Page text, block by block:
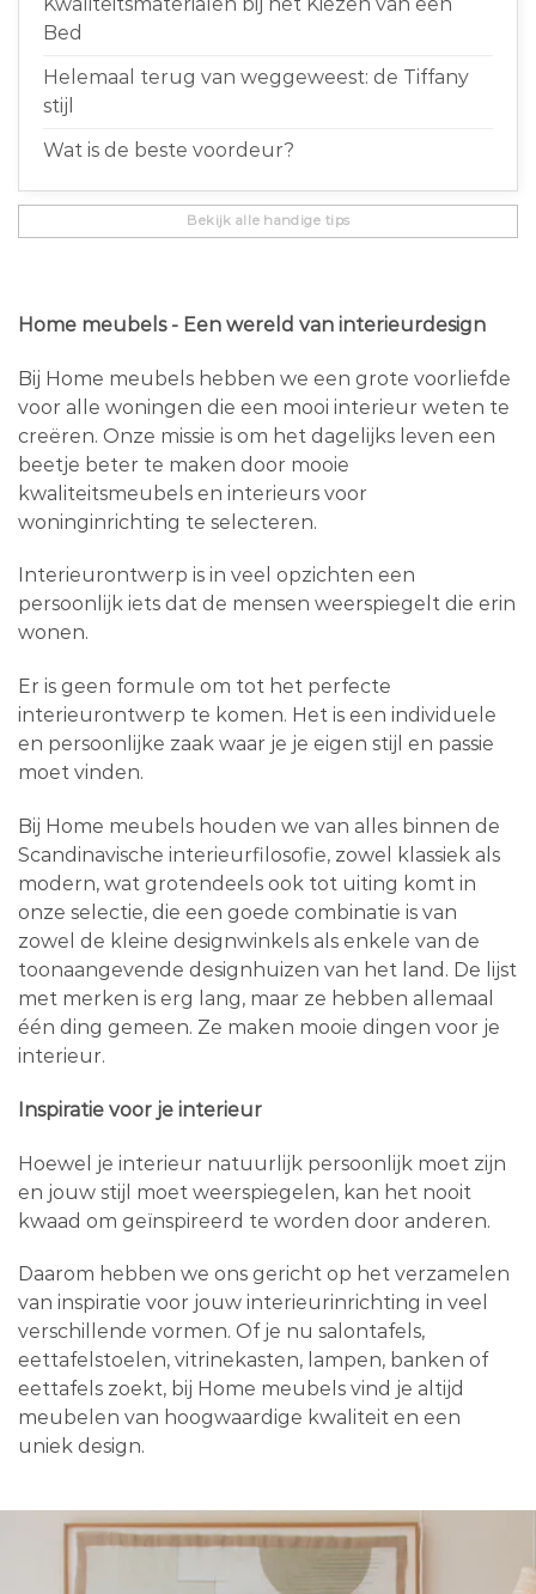
Bed
Helemaal terug van weggeweest: de Tiffany
stijl
Wat is de beste voordeur?
Bekijk alle handige tips
Home meubels - Een wereld van interieurdesign
Bij Home meubels hebben we een grote voorliefde
voor alle woningen die een mooi interieur weten te
creëren. Onze missie is om het dagelijks leven een
beetje beter te maken door mooie
kwaliteitsmeubels en interieurs voor
woninginrichting te selecteren.
Interieurontwerp is in veel opzichten een
persoonlijk iets dat de mensen weerspiegelt die erin
wonen.
Er is geen formule om tot het perfecte
interieurontwerp te komen. Het is een individuele
en persoonlijke zaak waar je je eigen stijl en passie
moet vinden.
Bij Home meubels houden we van alles binnen de
Scandinavische interieurfilosofie, zowel klassiek als
modern, wat grotendeels ook tot uiting komt in
onze selectie, die een goede combinatie is van
zowel de kleine designwinkels als enkele van de
toonaangevende designhuizen van het land. De lijst
met merken is erg lang, maar ze hebben allemaal
één ding gemeen. Ze maken mooie dingen voor je
interieur.
Inspiratie voor je interieur
Hoewel je interieur natuurlijk persoonlijk moet zijn
en jouw stijl moet weerspiegelen, kan het nooit
kwaad om geïnspireerd te worden door anderen.
Daarom hebben we ons gericht op het verzamelen
van inspiratie voor jouw interieurinrichting in veel
verschillende vormen. Of je nu salontafels,
eettafelstoelen, vitrinekasten, lampen, banken of
eettafels zoekt, bij Home meubels vind je altijd
meubelen van hoogwaardige kwaliteit en een
uniek design.